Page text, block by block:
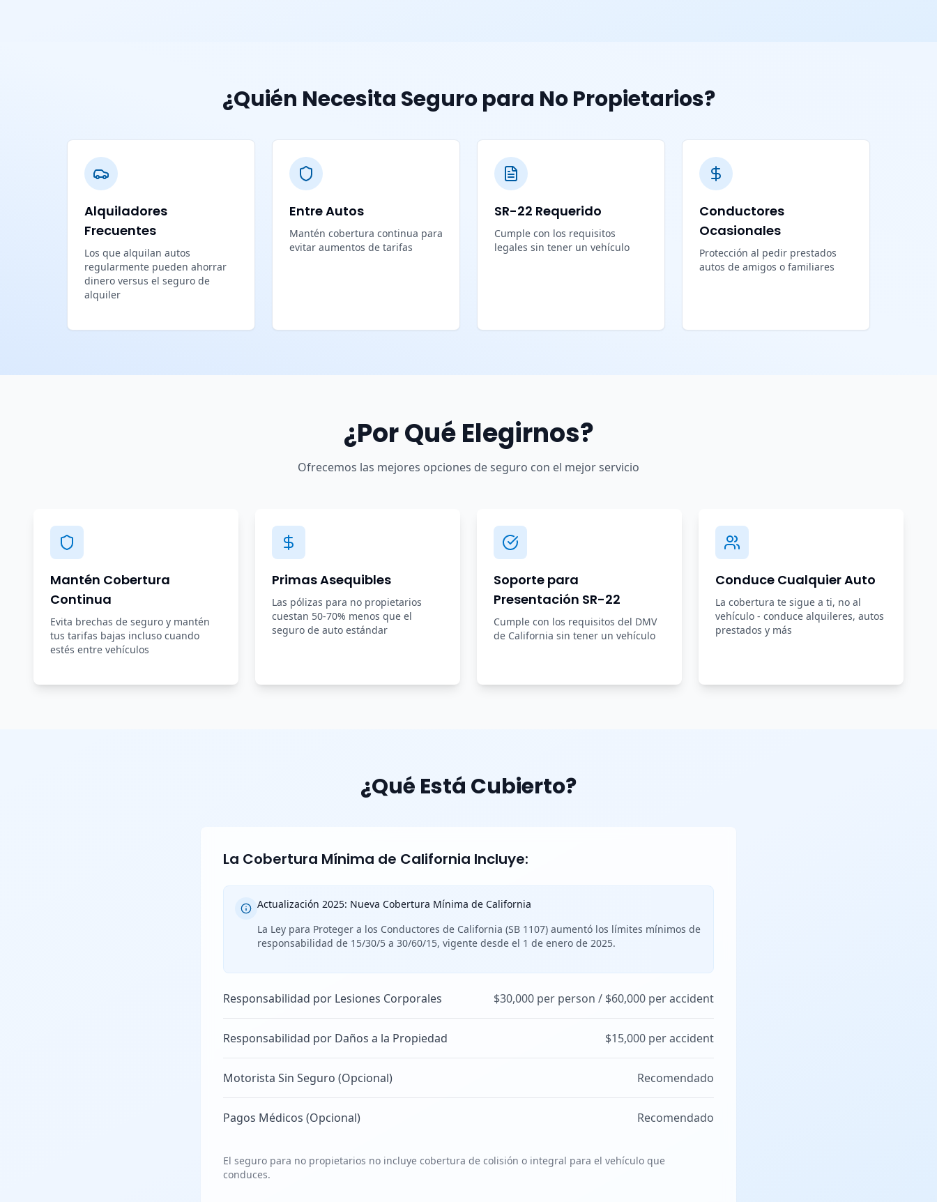
¿Quién Necesita Seguro para No Propietarios?
Alquiladores
Frecuentes
Los que alquilan autos
regularmente pueden ahorrar
dinero versus el seguro de
alquiler
Entre Autos
Mantén cobertura continua para
evitar aumentos de tarifas
SR-22 Requerido
Cumple con los requisitos
legales sin tener un vehículo
Conductores
Ocasionales
Protección al pedir prestados
autos de amigos o familiares
¿Por Qué Elegirnos?
Ofrecemos las mejores opciones de seguro con el mejor servicio
Mantén Cobertura
Continua
Evita brechas de seguro y mantén
tus tarifas bajas incluso cuando
estés entre vehículos
Primas Asequibles
Las pólizas para no propietarios
cuestan 50-70% menos que el
seguro de auto estándar
Soporte para
Presentación SR-22
Cumple con los requisitos del DMV
de California sin tener un vehículo
Conduce Cualquier Auto
La cobertura te sigue a ti, no al
vehículo - conduce alquileres, autos
prestados y más
¿Qué Está Cubierto?
La Cobertura Mínima de California Incluye:
Actualización 2025: Nueva Cobertura Mínima de California
La Ley para Proteger a los Conductores de California (SB 1107) aumentó los límites mínimos de
responsabilidad de 15/30/5 a 30/60/15, vigente desde el 1 de enero de 2025.
Responsabilidad por Lesiones Corporales $30,000 per person / $60,000 per accident
Responsabilidad por Daños a la Propiedad $15,000 per accident
Motorista Sin Seguro (Opcional) Recomendado
Pagos Médicos (Opcional) Recomendado
El seguro para no propietarios no incluye cobertura de colisión o integral para el vehículo que
conduces.